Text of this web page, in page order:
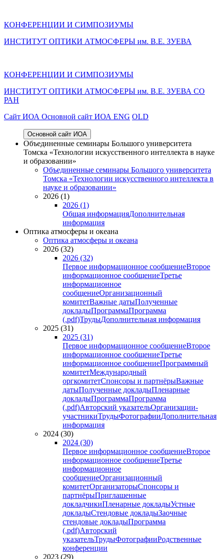
КОНФЕРЕНЦИИ И СИМПОЗИУМЫ
ИНСТИТУТ ОПТИКИ АТМОСФЕРЫ им. В.Е. ЗУЕВА
КОНФЕРЕНЦИИ И СИМПОЗИУМЫ
ИНСТИТУТ ОПТИКИ АТМОСФЕРЫ им. В.Е. ЗУЕВА СО
РАН
Cайт ИОА Основной сайт ИОА ENG OLD
Основной сайт ИОА
Объединенные семинары Большого университета
Томска «Технологии искусственного интеллекта в науке
и образовании»
Объединенные семинары Большого университета
Томска «Технологии искусственного интеллекта в
науке и образовании»
2026 (1)
2026 (1)
Общая информацияДополнительная
информация
Оптика атмосферы и океана
Оптика атмосферы и океана
2026 (32)
2026 (32)
Первое информационное сообщениеВторое
информационное сообщениеТретье
информационное
сообщениеОрганизационный
комитетВажные датыПолученные
докладыПрограммаПрограмма
(.pdf)ТрудыДополнительная информация
2025 (31)
2025 (31)
Первое информационное сообщениеВторое
информационное сообщениеТретье
информационное сообщениеПрограммный
комитетМеждународный
оргкомитетСпонсоры и партнёрыВажные
датыПолученные докладыПленарные
докладыПрограммаПрограмма
(.pdf)Авторский указательОрганизации-
участникиТрудыФотографииДополнительная
информация
2024 (30)
2024 (30)
Первое информационное сообщениеВторое
информационное сообщениеТретье
информационное
сообщениеОрганизационный
комитетОрганизаторыСпонсоры и
партнёрыПриглашенные
докладчикиПленарные докладыУстные
докладыСтендовые докладыЗаочные
стендовые докладыПрограмма
(.pdf)Авторский
указательТрудыФотографииРодственные
конференции
2023 (29)